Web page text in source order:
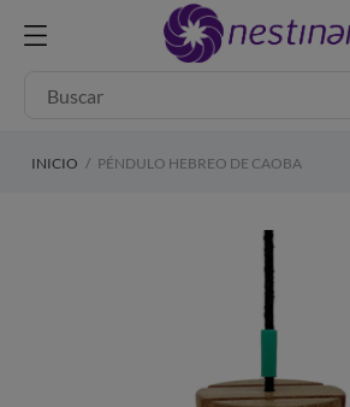
INICIO PÉNDULO HEBREO DE CAOBA